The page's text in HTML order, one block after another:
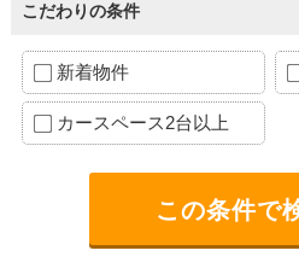
こだわりの条件
新着物件
カースペース2台以上